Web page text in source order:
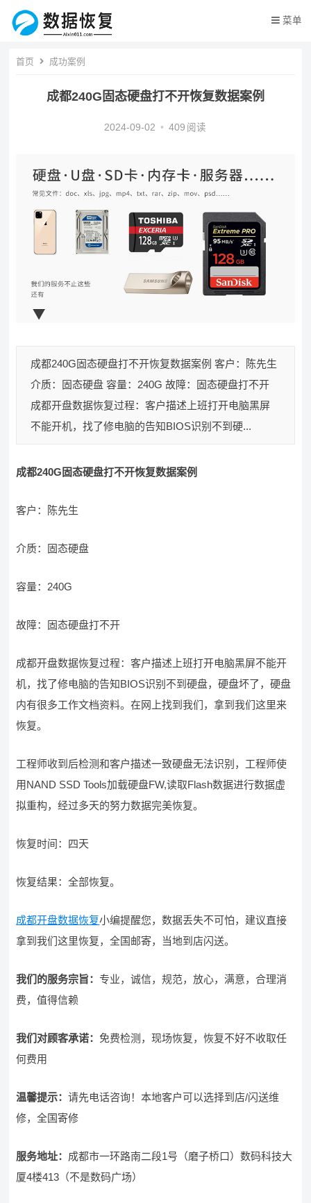
菜单
首页 成功案例
成都240G固态硬盘打不开恢复数据案例
2024-09-02 • 409 阅读
成都240G固态硬盘打不开恢复数据案例 客户：陈先生
介质：固态硬盘 容量：240G 故障：固态硬盘打不开
成都开盘数据恢复过程：客户描述上班打开电脑黑屏
不能开机，找了修电脑的告知BIOS识别不到硬...
成都240G固态硬盘打不开恢复数据案例
客户：陈先生
介质：固态硬盘
容量：240G
故障：固态硬盘打不开
成都开盘数据恢复过程：客户描述上班打开电脑黑屏不能开
机，找了修电脑的告知BIOS识别不到硬盘，硬盘坏了，硬盘
内有很多工作文档资料。在网上找到我们，拿到我们这里来
恢复。
工程师收到后检测和客户描述一致硬盘无法识别，工程师使
用NAND SSD Tools加载硬盘FW,读取Flash数据进行数据虚
拟重构，经过多天的努力数据完美恢复。
恢复时间：四天
恢复结果：全部恢复。
成都开盘数据恢复小编提醒您，数据丢失不可怕，建议直接
拿到我们这里恢复，全国邮寄，当地到店闪送。
我们的服务宗旨：专业，诚信，规范，放心，满意，合理消
费，值得信赖
我们对顾客承诺： 免费检测，现场恢复，恢复不好不收取任
何费用
温馨提示：请先电话咨询！本地客户可以选择到店/闪送维
修，全国寄修
服务地址： 成都市一环路南二段1号（磨子桥口）数码科技大
厦4楼413（不是数码广场）